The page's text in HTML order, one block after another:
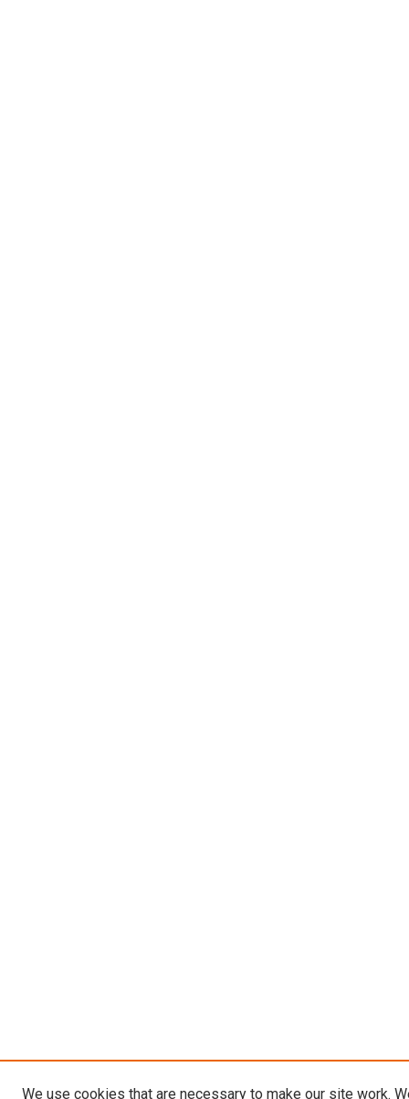
We use cookies that are necessary to make our site work.